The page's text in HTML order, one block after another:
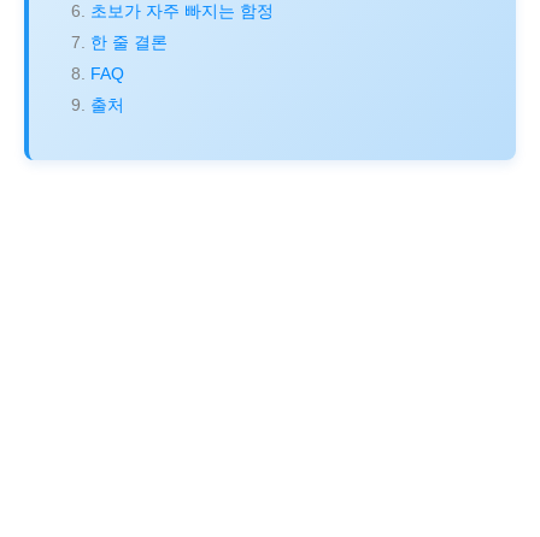
초보가 자주 빠지는 함정
한 줄 결론
FAQ
출처